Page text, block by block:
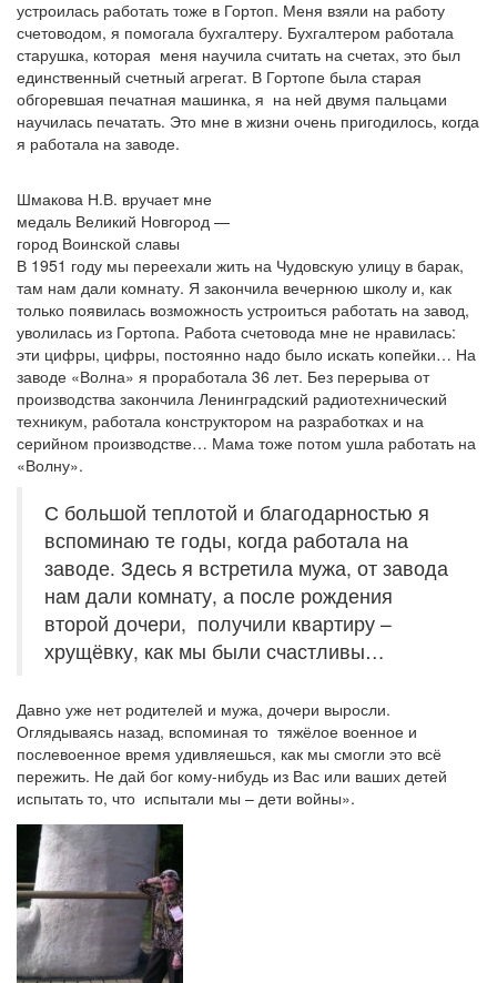
устроилась работать тоже в Гортоп. Меня взяли на работу
счетоводом, я помогала бухгалтеру. Бухгалтером работала
старушка, которая меня научила считать на счетах, это был
единственный счетный агрегат. В Гортопе была старая
обгоревшая печатная машинка, я на ней двумя пальцами
научилась печатать. Это мне в жизни очень пригодилось, когда
я работала на заводе.
Шмакова Н.В. вручает мне
медаль Великий Новгород —
город Воинской славы
В 1951 году мы переехали жить на Чудовскую улицу в барак,
там нам дали комнату. Я закончила вечернюю школу и, как
только появилась возможность устроиться работать на завод,
уволилась из Гортопа. Работа счетовода мне не нравилась:
эти цифры, цифры, постоянно надо было искать копейки… На
заводе «Волна» я проработала 36 лет. Без перерыва от
производства закончила Ленинградский радиотехнический
техникум, работала конструктором на разработках и на
серийном производстве… Мама тоже потом ушла работать на
«Волну».
С большой теплотой и благодарностью я
вспоминаю те годы, когда работала на
заводе. Здесь я встретила мужа, от завода
нам дали комнату, а после рождения
второй дочери, получили квартиру –
хрущёвку, как мы были счастливы…
Давно уже нет родителей и мужа, дочери выросли.
Оглядываясь назад, вспоминая то тяжёлое военное и
послевоенное время удивляешься, как мы смогли это всё
пережить. Не дай бог кому-нибудь из Вас или ваших детей
испытать то, что испытали мы – дети войны».